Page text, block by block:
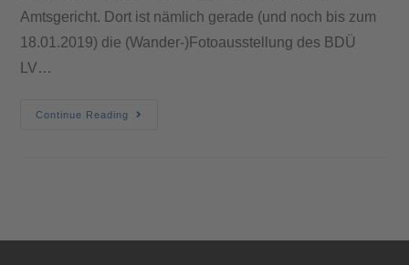
Amtsgericht. Dort ist nämlich gerade (und noch bis zum
18.01.2019) die (Wander-)Fotoausstellung des BDÜ
LV…
Continue Reading